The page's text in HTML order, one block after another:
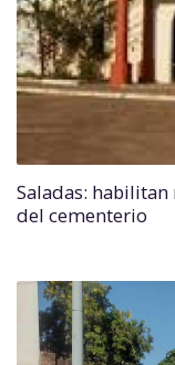
Saladas: habilitan
del cementerio